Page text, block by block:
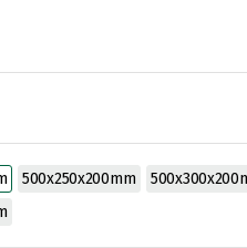
500x250x200mm